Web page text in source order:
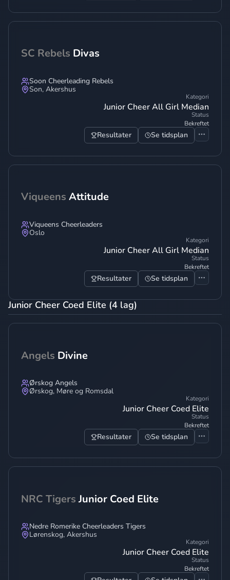
SC Rebels Divas
Soon Cheerleading Rebels
Son, Akershus
Kategori
Junior Cheer All Girl Median
Status
Bekreftet
Resultater Se tidsplan
Viqueens Attitude
Viqueens Cheerleaders
Oslo
Kategori
Junior Cheer All Girl Median
Status
Bekreftet
Resultater Se tidsplan
Junior Cheer Coed Elite (4 lag)
Angels Divine
Ørskog Angels
Ørskog, Møre og Romsdal
Kategori
Junior Cheer Coed Elite
Status
Bekreftet
Resultater Se tidsplan
NRC Tigers Junior Coed Elite
Nedre Romerike Cheerleaders Tigers
Lørenskog, Akershus
Kategori
Junior Cheer Coed Elite
Status
Bekreftet